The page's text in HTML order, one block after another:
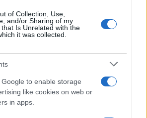
of Collection, Use,
and/or Sharing of my
Is Unrelated with the
it was collected.
to enable storage
like cookies on web or
in apps.
la semplicità e al tempo
valore del presepe,
perpetuare la
i bambini al suo valore
per celebrare il Natale in tutta
ma per ricordarci chi siamo e
Non è poco di questi